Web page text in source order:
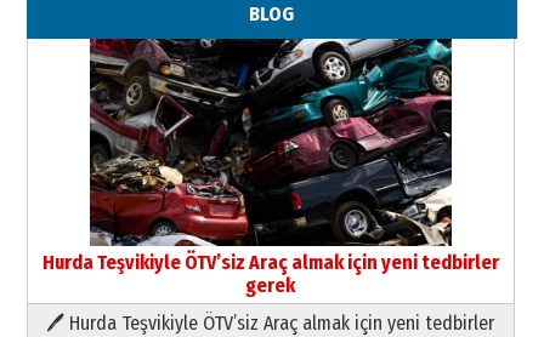
BLOG
Hurda Teşvikiyle ÖTV’siz Araç almak için yeni tedbirler
gerek
🖊 Hurda Teşvikiyle ÖTV’siz Araç almak için yeni tedbirler